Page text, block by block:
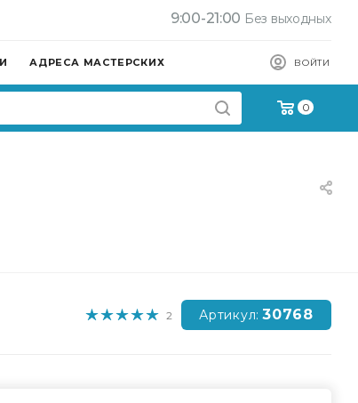
9:00-21:00 Без выходных
ВОЙТИ
АДРЕСА МАСТЕРСКИХ
0
2 Артикул: 30768